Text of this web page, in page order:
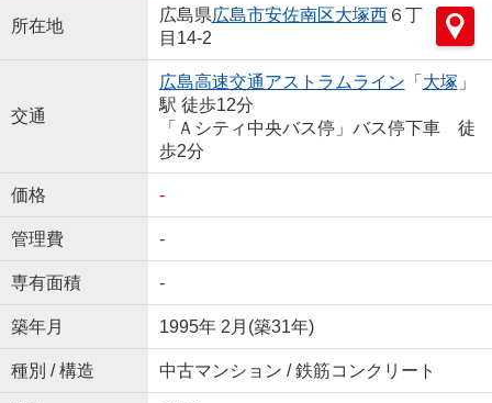
所在地
広島県広島市安佐南区大塚西６丁
目14-2
交通
広島高速交通アストラムライン 「 大塚 」
駅 徒歩12分
「Ａシティ中央バス停」バス停下車 徒
歩2分
価格 -
管理費 -
専有面積 -
築年月 1995年 2月(築31年)
種別 / 構造 中古マンション / 鉄筋コンクリート